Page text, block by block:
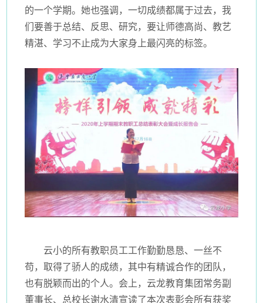
的一个学期。她也强调，一切成绩都属于过去，我
们要善于总结、反思、研究，要让师德高尚、教艺
精湛、学习不止成为大家身上最闪亮的标签。
云小的所有教职员工工作勤勤恳恳、一丝不
苟，取得了骄人的成绩，其中有精诚合作的团队，
也有脱颖而出的个人。会上，云龙教育集团常务副
董事长、总校长谢水清宣读了本次表彰会所有获奖